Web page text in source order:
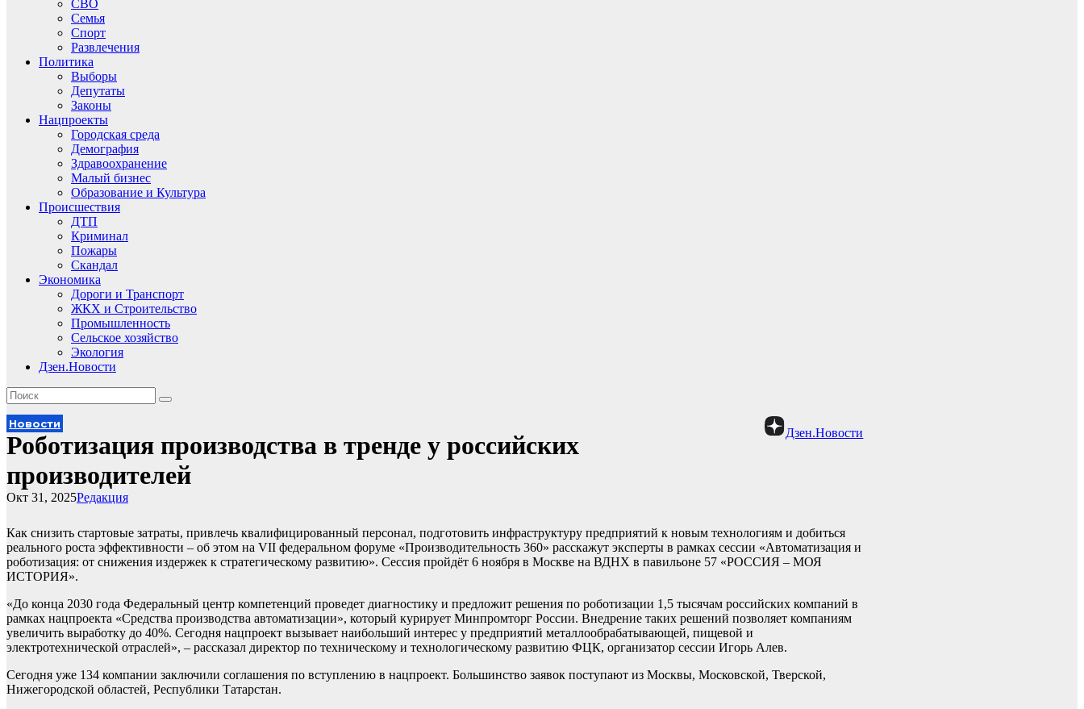
СВО
Семья
Спорт
Развлечения
Политика
Выборы
Депутаты
Законы
Нацпроекты
Городская среда
Демография
Здравоохранение
Малый бизнес
Образование и Культура
Происшествия
ДТП
Криминал
Пожары
Скандал
Экономика
Дороги и Транспорт
ЖКХ и Строительство
Промышленность
Сельское хозяйство
Экология
Дзен.Новости
Дзен.Новости
Новости
Роботизация производства в тренде у российских
производителей
Редакция
Окт 31, 2025
Как снизить стартовые затраты, привлечь квалифицированный персонал, подготовить инфраструктуру предприятий к новым технологиям и добиться
реального роста эффективности – об этом на VII федеральном форуме «Производительность 360» расскажут эксперты в рамках сессии «Автоматизация и
роботизация: от снижения издержек к стратегическому развитию». Сессия пройдёт 6 ноября в Москве на ВДНХ в павильоне 57 «РОССИЯ – МОЯ
ИСТОРИЯ».
«До конца 2030 года Федеральный центр компетенций проведет диагностику и предложит решения по роботизации 1,5 тысячам российских компаний в
рамках нацпроекта «Средства производства автоматизации», который курирует Минпромторг России. Внедрение таких решений позволяет компаниям
увеличить выработку до 40%. Сегодня нацпроект вызывает наибольший интерес у предприятий металлообрабатывающей, пищевой и
электротехнической отраслей», – рассказал директор по техническому и технологическому развитию ФЦК, организатор сессии Игорь Алев.
Сегодня уже 134 компании заключили соглашения по вступлению в нацпроект. Большинство заявок поступают из Москвы, Московской, Тверской,
Нижегородской областей, Республики Татарстан.